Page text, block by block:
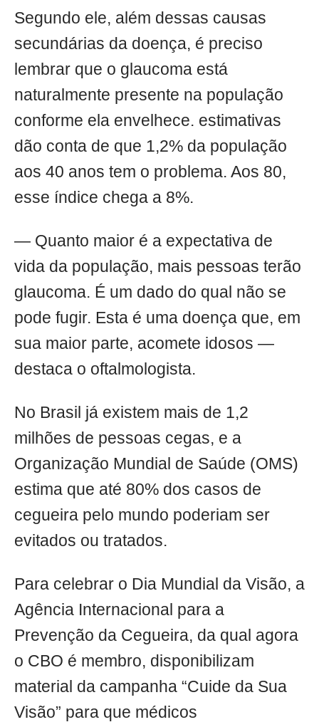
Segundo ele, além dessas causas
secundárias da doença, é preciso
lembrar que o glaucoma está
naturalmente presente na população
conforme ela envelhece. estimativas
dão conta de que 1,2% da população
aos 40 anos tem o problema. Aos 80,
esse índice chega a 8%.
— Quanto maior é a expectativa de
vida da população, mais pessoas terão
glaucoma. É um dado do qual não se
pode fugir. Esta é uma doença que, em
sua maior parte, acomete idosos —
destaca o oftalmologista.
No Brasil já existem mais de 1,2
milhões de pessoas cegas, e a
Organização Mundial de Saúde (OMS)
estima que até 80% dos casos de
cegueira pelo mundo poderiam ser
evitados ou tratados.
Para celebrar o Dia Mundial da Visão, a
Agência Internacional para a
Prevenção da Cegueira, da qual agora
o CBO é membro, disponibilizam
material da campanha “Cuide da Sua
Visão” para que médicos